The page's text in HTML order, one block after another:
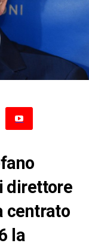
direttore
centrato
la